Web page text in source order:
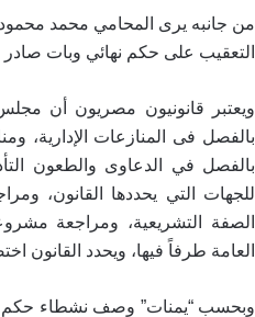
من جانبه يرى المحامي محمد
التعقيب على حكم نهائي وبات صادر
ويعتبر قانونيون مصريون أن
بالفصل فى المنازعات الإدارية،
بالفصل في الدعاوى والطعون
للجهات التي يحددها القانون،
الصفة التشريعية، ومراجعة
العامة طرفاً فيها، ويحدد القانون
وبحسب “يمنات” وصف نشطاء حكم